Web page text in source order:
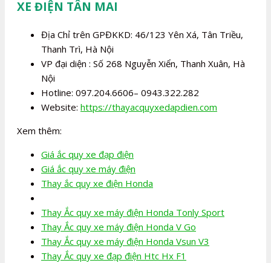
XE ĐIỆN TÂN MAI
Địa Chỉ trên GPĐKKD: 46/123 Yên Xá, Tân Triều,
Thanh Trì, Hà Nội
VP đại diện : Số 268 Nguyễn Xiển, Thanh Xuân, Hà
Nội
Hotline: 097.204.6606– 0943.322.282
Website: https://thayacquyxedapdien.com
Xem thêm:
Giá ắc quy xe đạp điện
Giá ắc quy xe máy điện
Thay ắc quy xe điện Honda
Thay Ắc quy xe máy điện Honda Tonly Sport
Thay Ắc quy xe máy điện Honda V Go
Thay Ắc quy xe máy điện Honda Vsun V3
Thay Ắc quy xe đạp điện Htc Hx F1